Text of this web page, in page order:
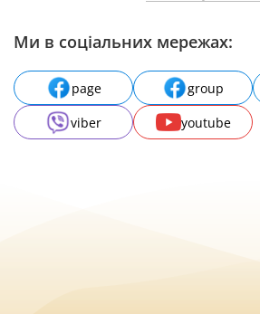
Ми в соціальних мережах:
page group
viber
youtube